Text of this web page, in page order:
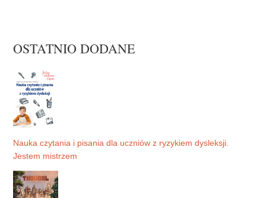
OSTATNIO DODANE
Nauka czytania i pisania dla uczniów z ryzykiem dysleksji.
Jestem mistrzem